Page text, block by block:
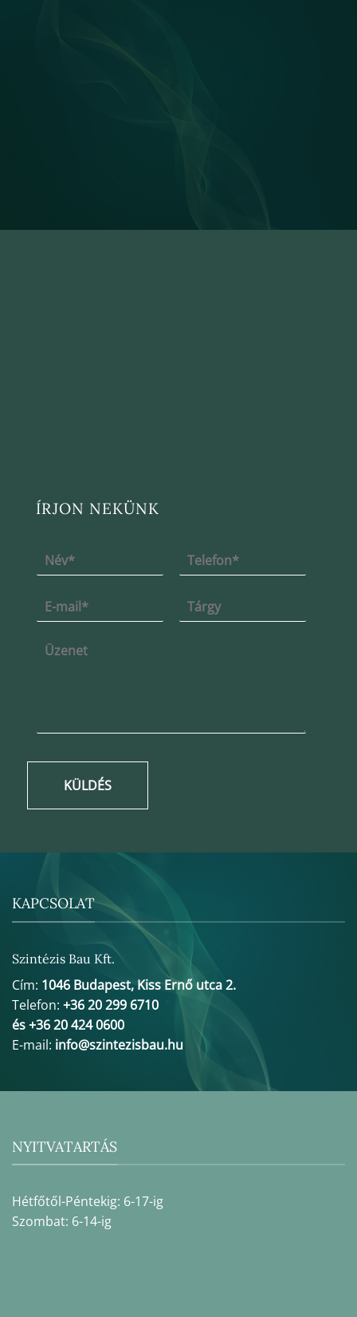
ÍRJON NEKÜNK
KÜLDÉS
KAPCSOLAT
Szintézis Bau Kft.
Cím: 1046 Budapest, Kiss Ernő utca 2.
Telefon: +36 20 299 6710
és +36 20 424 0600
E-mail: info@szintezisbau.hu
NYITVATARTÁS
Hétfőtől-Péntekig: 6-17-ig
Szombat: 6-14-ig